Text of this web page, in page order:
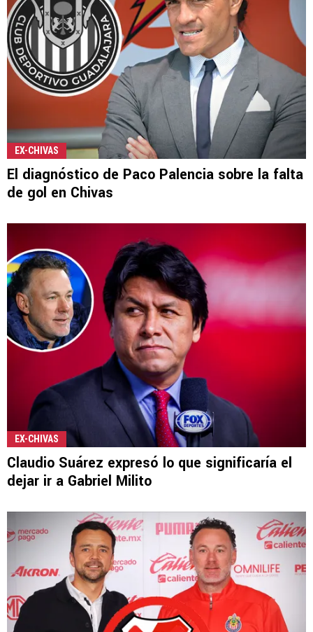
EX-CHIVAS
El diagnóstico de Paco Palencia sobre la falta
de gol en Chivas
EX-CHIVAS
Claudio Suárez expresó lo que significaría el
dejar ir a Gabriel Milito